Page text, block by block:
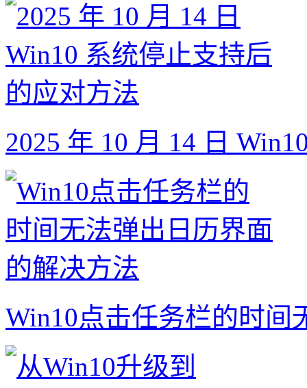
2025 年 10 月 14 日
Win10点击任务栏的时间